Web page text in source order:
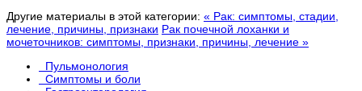
Другие материалы в этой категории: « Рак: симптомы, стадии,
лечение, причины, признаки Рак почечной лоханки и
мочеточников: симптомы, признаки, причины, лечение »
Пульмонология
Симптомы и боли